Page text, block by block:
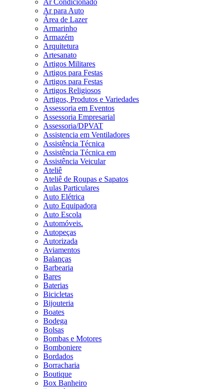
Ar Condicionado
Ar para Auto
Área de Lazer
Armarinho
Armazém
Arquitetura
Artesanato
Artigos Militares
Artigos para Festas
Artigos para Festas
Artigos Religiosos
Artigos, Produtos e Variedades
Assessoria em Eventos
Assessoria Empresarial
Assessoria/DPVAT
Assistencia em Ventiladores
Assistência Técnica
Assistência Técnica em
Assistência Veicular
Ateliê
Ateliê de Roupas e Sapatos
Aulas Particulares
Auto Elétrica
Auto Equipadora
Auto Escola
Automóveis.
Autopeças
Autorizada
Aviamentos
Balanças
Barbearia
Bares
Baterias
Bicicletas
Bijouteria
Boates
Bodega
Bolsas
Bombas e Motores
Bomboniere
Bordados
Borracharia
Boutique
Box Banheiro